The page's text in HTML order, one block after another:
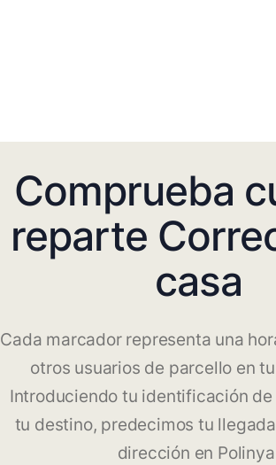
Comprueba
reparte
casa
Cada marcador representa una
otros usuarios de parcello en
Introduciendo tu identificación
tu destino, predecimos tu
dirección en